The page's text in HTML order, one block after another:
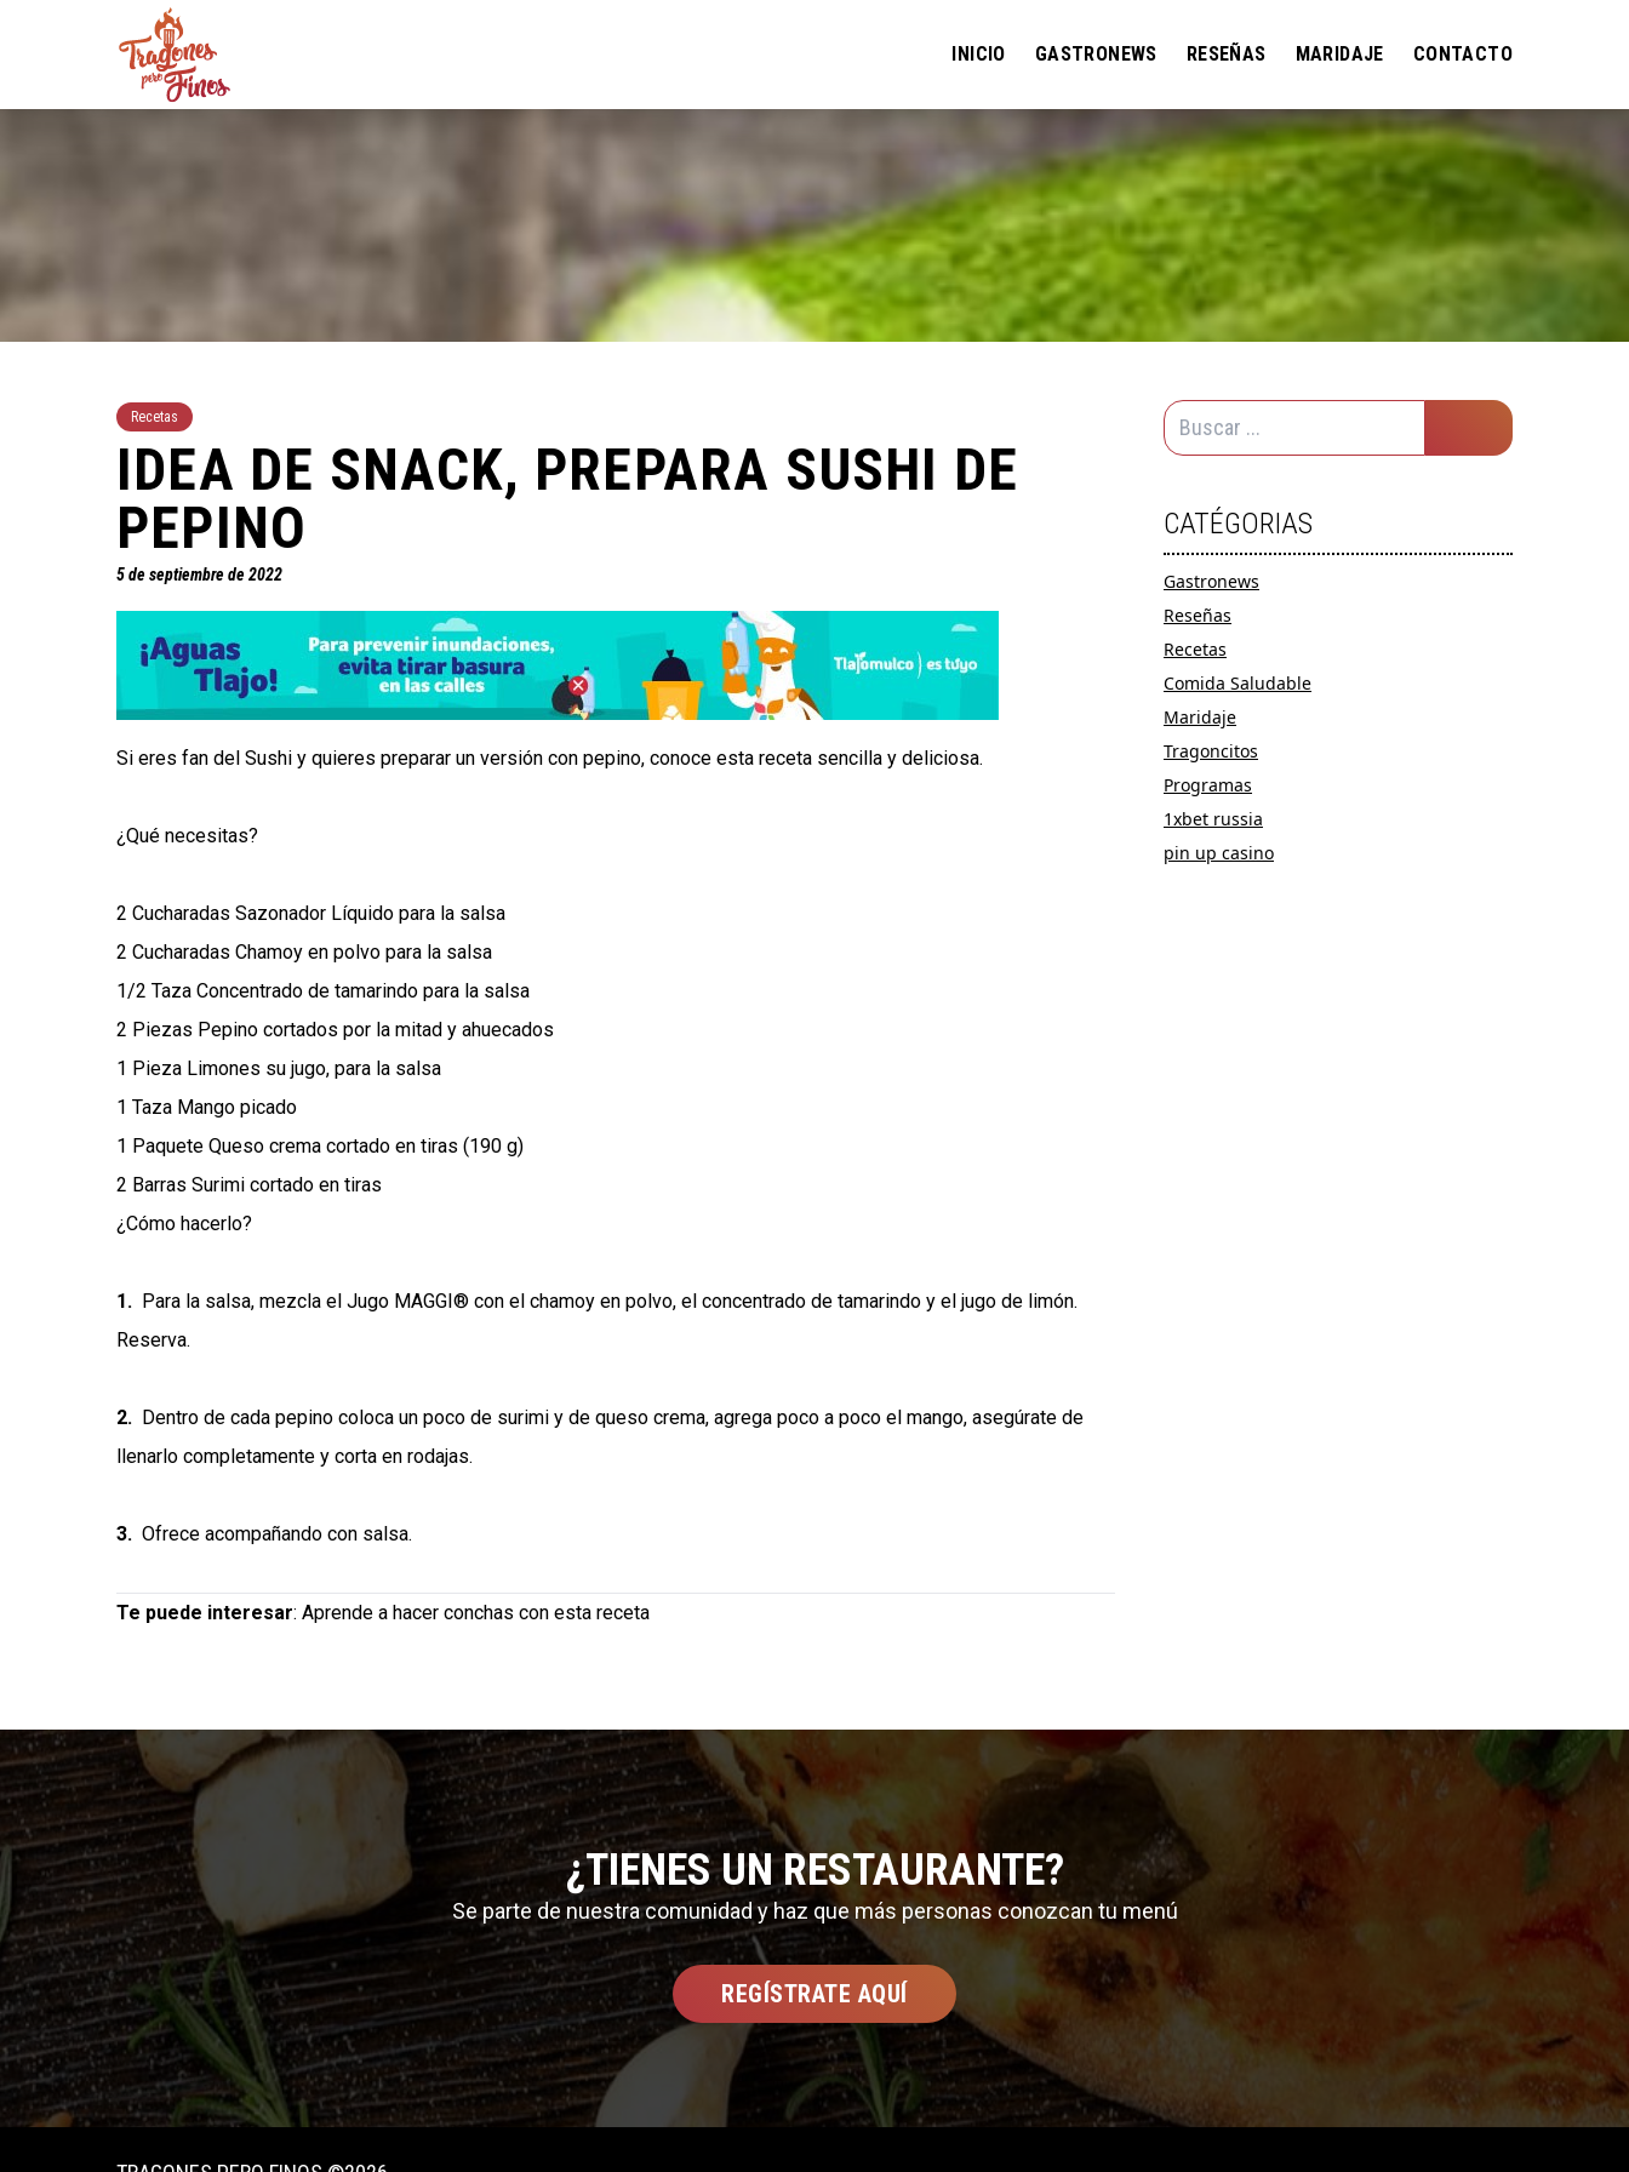
INICIO GASTRONEWS RESEÑAS MARIDAJE CONTACTO
Recetas
IDEA DE SNACK, PREPARA SUSHI DE
PEPINO
5 de septiembre de 2022
Si eres fan del Sushi y quieres preparar un versión con pepino, conoce esta receta sencilla y deliciosa.
¿Qué necesitas?
2 Cucharadas Sazonador Líquido para la salsa
2 Cucharadas Chamoy en polvo para la salsa
1/2 Taza Concentrado de tamarindo para la salsa
2 Piezas Pepino cortados por la mitad y ahuecados
1 Pieza Limones su jugo, para la salsa
1 Taza Mango picado
1 Paquete Queso crema cortado en tiras (190 g)
2 Barras Surimi cortado en tiras
¿Cómo hacerlo?
1. Para la salsa, mezcla el Jugo MAGGI® con el chamoy en polvo, el concentrado de tamarindo y el jugo de limón.
Reserva.
2. Dentro de cada pepino coloca un poco de surimi y de queso crema, agrega poco a poco el mango, asegúrate de
llenarlo completamente y corta en rodajas.
3. Ofrece acompañando con salsa.
Te puede interesar: Aprende a hacer conchas con esta receta
CATÉGORIAS
Gastronews
Reseñas
Recetas
Comida Saludable
Maridaje
Tragoncitos
Programas
1xbet russia
pin up casino
¿TIENES UN RESTAURANTE?
Se parte de nuestra comunidad y haz que más personas conozcan tu menú
REGÍSTRATE AQUÍ